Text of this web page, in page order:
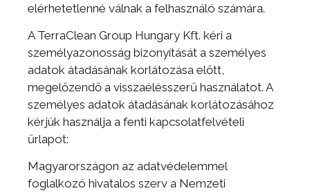
elérhetetlenné válnak a felhasználó számára.
A TerraClean Group Hungary Kft. kéri a
személyazonosság bizonyítását a személyes
adatok átadásának korlátozása előtt,
megelőzendő a visszaélésszerű használatot. A
személyes adatok átadásának korlátozásához
kérjük használja a fenti kapcsolatfelvételi
űrlapot:
Magyarországon az adatvédelemmel
foglalkozó hivatalos szerv a Nemzeti